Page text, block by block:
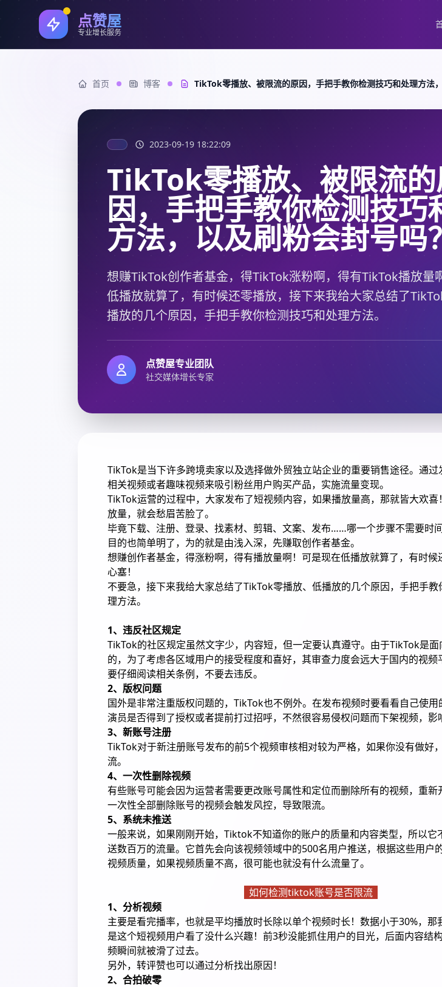
点赞屋
专业增长服务
首页 博客 TikTok零播放、被限流的原因，手把手教你检测技巧和处理方法
2023-09-19 18:22:09
TikTok零播放、被限流
因，手把手教你检测技巧
方法，以及刷粉会封号吗？
想赚TikTok创作者基金，得TikTok涨粉啊，得有TikTok播放量
低播放就算了，有时候还零播放，接下来我给大家总结了
播放的几个原因，手把手教你检测技巧和处理方法。
点赞屋专业团队
社交媒体增长专家
TikTok是当下许多跨境卖家以及选择做外贸独立站企业的重要销售途径。通过
相关视频或者趣味视频来吸引粉丝用户购买产品，实施流量变现。
TikTok运营的过程中，大家发布了短视频内容，如果播放量高，那就皆大欢
放量，就会愁眉苦脸了。
毕竟下载、注册、登录、找素材、剪辑、文案、发布……哪一个步骤不需要时
目的也简单明了，为的就是由浅入深，先赚取创作者基金。
想赚创作者基金，得涨粉啊，得有播放量啊！可是现在低播放就算了，有时候
心塞！
不要急，接下来我给大家总结了TikTok零播放、低播放的几个原因，手把手教
理方法。
1、违反社区规定
TikTok的社区规定虽然文字少，内容短，但一定要认真遵守。由于TikTok是
的，为了考虑各区域用户的接受程度和喜好，其审查力度会远大于国内的视频
要仔细阅读相关条例，不要去违反。
2、版权问题
国外是非常注重版权问题的，TikTok也不例外。在发布视频时要看看自己使用
演员是否得到了授权或者提前打过招呼，不然很容易侵权问题而下架视频，影
3、新账号注册
TikTok对于新注册账号发布的前5个视频审核相对较为严格，如果你没有做好
流。
4、一次性删除视频
有些账号可能会因为运营者需要更改账号属性和定位而删除所有的视频，重新
一次性全部删除账号的视频会触发风控，导致限流。
5、系统未推送
一般来说，如果刚刚开始，Tiktok不知道你的账户的质量和内容类型，所以它
送数百万的流量。它首先会向该视频领域中的500名用户推送，根据这些用户
视频质量，如果视频质量不高，很可能也就没有什么流量了。
如何检测tiktok账号是否限流
1、分析视频
主要是看完播率，也就是平均播放时长除以单个视频时长！数据小于30%，那
是这个短视频用户看了没什么兴趣！前3秒没能抓住用户的目光，后面内容结
频瞬间就被滑了过去。
另外，转评赞也可以通过分析找出原因！
2、合拍破零